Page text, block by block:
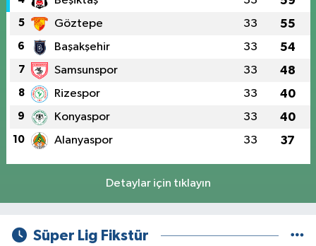
5 Göztepe 33 55
6 Başakşehir 33 54
7 Samsunspor 33 48
8 Rizespor 33 40
9 Konyaspor 33 40
10 Alanyaspor 33 37
Detaylar için tıklayın
Süper Lig Fikstür